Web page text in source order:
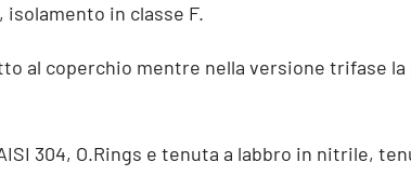
in classe F.
al coperchio mentre nella versione trifase la
304, O.Rings e tenuta a labbro in nitrile,